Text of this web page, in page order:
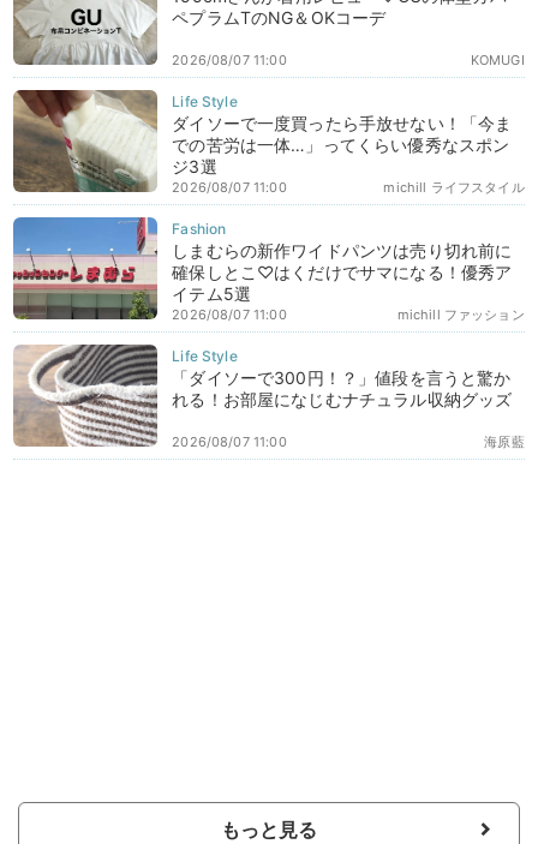
ペプラムTのNG＆OKコーデ
KOMUGI
2026/08/07 11:00
ダイソーで一度買ったら手放せない！「今ま
での苦労は一体…」ってくらい優秀なスポン
ジ3選
michill ライフスタイル
2026/08/07 11:00
しまむらの新作ワイドパンツは売り切れ前に
確保しとこ♡はくだけでサマになる！優秀ア
イテム5選
michill ファッション
2026/08/07 11:00
「ダイソーで300円！？」値段を言うと驚か
れる！お部屋になじむナチュラル収納グッズ
海原藍
2026/08/07 11:00
もっと見る